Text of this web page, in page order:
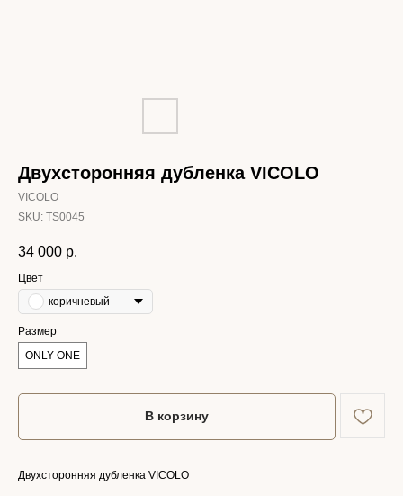
Двухсторонняя дубленка VICOLO
VICOLO
SKU: TS0045
34 000 р.
Цвет
коричневый
Размер
ONLY ONE
В корзину
Двухсторонняя дубленка VICOLO